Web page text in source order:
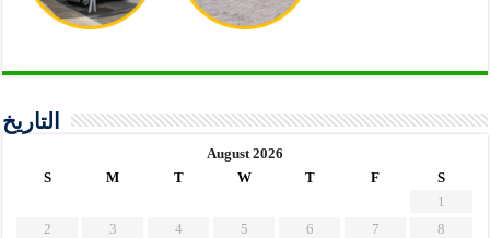
التاريخ
August 2026
S
M T W T F
S
1
2
3 4 5 6 7
8